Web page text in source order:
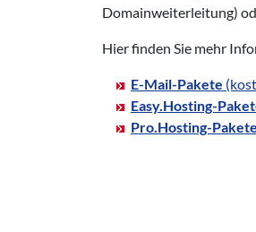
Domainweiterleitung)
Hier finden Sie mehr
E-Mail-Pakete
Easy.Hosting-
Pro.Hosting-Pakete